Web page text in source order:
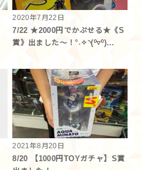
2020年7月22日
7/22 ★2000円でかぷせる★《S
賞》出ました～！°˖✧◝(⁰▿⁰)…
2021年8月20日
8/20 【1000円TOYガチャ】S賞